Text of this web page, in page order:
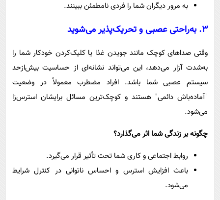
به مرور دیگران شما را فردی نامطمئن ببینند.
۳. به‌راحتی عصبی و تحریک‌پذیر می‌شوید
وقتی صداهای کوچک مانند جویدن غذا یا کلیک‌کردن خودکار شما را
به‌شدت آزار می‌دهد، این می‌تواند نشانه‌ای از حساسیت بیش‌ازحد
سیستم عصبی شما باشد. افراد مضطرب معمولاً در وضعیت
"آماده‌باش دائمی" هستند و کوچک‌ترین مسائل برایشان استرس‌زا
می‌شود.
چگونه بر زندگی شما اثر می‌گذارد؟
روابط اجتماعی و کاری شما تحت تأثیر قرار می‌گیرد.
باعث افزایش استرس و احساس ناتوانی در کنترل شرایط
می‌شود.